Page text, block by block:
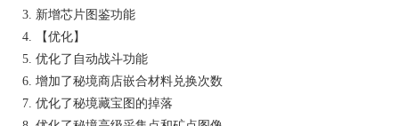
【游戏特色】
1、人与战车的双战系统，任性搭配组合，坐上战车，驰骋疆场！
2、特色的改装系统，打造个性化人和战车！
3、丰富的剧情和海量的地图，探索荒废的世界；
4、烧脑级的策略玩法，经典的即时性回合制游戏；
5、丰富多样的人和战车由你选择，而且不断添加中；
新增芯片图鉴功能
【优化】
优化了自动战斗功能
增加了秘境商店嵌合材料兑换次数
优化了秘境藏宝图的掉落